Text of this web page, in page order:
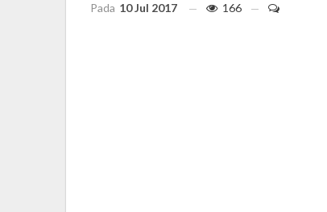
Pada 10 Jul 2017 166